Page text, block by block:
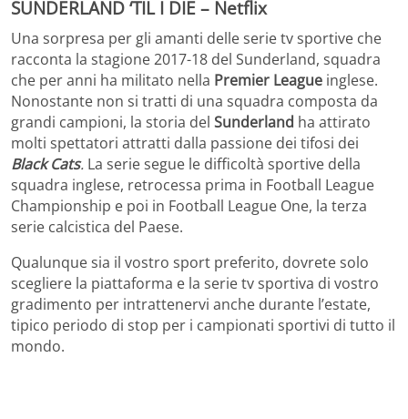
SUNDERLAND ‘TIL I DIE – Netflix
Una sorpresa per gli amanti delle serie tv sportive che
racconta la stagione 2017-18 del Sunderland, squadra
che per anni ha militato nella Premier League inglese.
Nonostante non si tratti di una squadra composta da
grandi campioni, la storia del Sunderland ha attirato
molti spettatori attratti dalla passione dei tifosi dei
Black Cats. La serie segue le difficoltà sportive della
squadra inglese, retrocessa prima in Football League
Championship e poi in Football League One, la terza
serie calcistica del Paese.
Qualunque sia il vostro sport preferito, dovrete solo
scegliere la piattaforma e la serie tv sportiva di vostro
gradimento per intrattenervi anche durante l’estate,
tipico periodo di stop per i campionati sportivi di tutto il
mondo.